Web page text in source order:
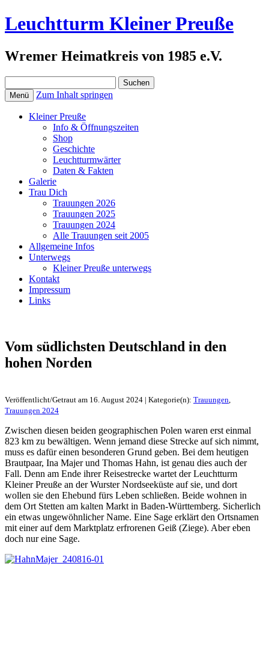
Leuchtturm Kleiner Preuße
Wremer Heimatkreis von 1985 e.V.
nach:
Menü Zum Inhalt springen
Kleiner Preuße
Info & Öffnungszeiten
Shop
Geschichte
Leuchtturmwärter
Daten & Fakten
Galerie
Trau Dich
Trauungen 2026
Trauungen 2025
Trauungen 2024
Alle Trauungen seit 2005
Allgemeine Infos
Unterwegs
Kleiner Preuße unterwegs
Kontakt
Impressum
Links
Vom südlichsten Deutschland in den
hohen Norden
Veröffentlicht/Getraut am 16. August 2024 | Kategorie(n): Trauungen
Trauungen 2024
Zwischen diesen beiden geographischen Polen waren erst einmal
823 km zu bewältigen. Wenn jemand diese Strecke auf sich nimmt,
muss es dafür einen besonderen Grund geben. Bei dem heutigen
Brautpaar, Ina Majer und Thomas Hahn, ist genau dies auch der
Fall. Denn am Ende ihrer Reisestrecke wartet der Leuchtturm
Kleiner Preuße an der Wurster Nordseeküste auf sie, und dort
wollen sie den Ehebund fürs Leben schließen. Beide wohnen in
dem Ort Stetten am kalten Markt in Baden-Württemberg. Sicherlich
ein etwas ungewöhnlicher Name. Eine Sage erklärt den Ortsnamen
mit einer auf dem Marktplatz erfrorenen Geiß (Ziege). Aber eben
doch nur eine Sage.